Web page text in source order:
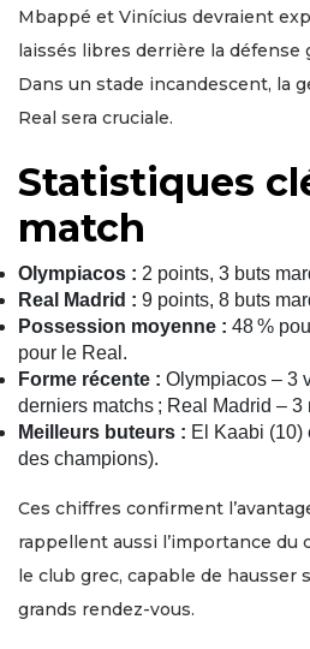
Mbappé et Vinícius devraient
laissés libres derrière la défense
Dans un stade incandescent, la
Real sera cruciale.
Statistiques
match
Olympiacos : 2 points, 3 buts
Real Madrid : 9 points, 8 buts
Possession moyenne : 48 %
pour le Real.
Forme récente : Olympiacos – 3
derniers matchs ; Real Madrid – 3
Meilleurs buteurs : El Kaabi (10)
des champions).
Ces chiffres confirment
rappellent aussi l’importance du
le club grec, capable de hausser
grands rendez-vous.